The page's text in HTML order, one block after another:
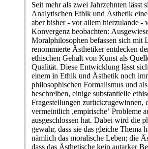
Seit mehr als zwei Jahrzehnten lässt
Analytischen Ethik und Ästhetik
aber bisher - vor allem hierzulande -
Konvergenz beobachten:
Moralphilosophen befassen sich mit
renommierte Ästhetiker entdecken
ethischen Gehalt von Kunst als
Qualität. Diese Entwicklung lässt
einem in Ethik und Ästhetik noch
philosophischen Formalismus und
beschreiben, einige substantielle
Fragestellungen zurückzugewinnen,
vermeintlich ,empirische’ Probleme
ausgeschlossen hat. Dabei wird die
gewahr, dass sie das gleiche Thema
nämlich das moralische Leben; die
dass das Ästhetische kein autarker